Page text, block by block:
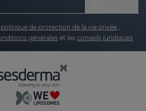
politique de protection de la vie privée ,
générales et les conseils juridiques